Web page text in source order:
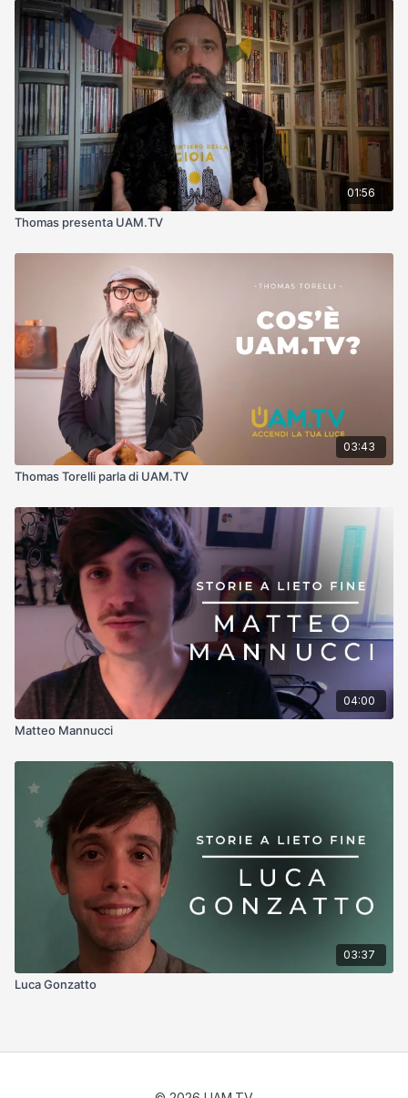
01:56
Thomas presenta UAM.TV
03:43
Thomas Torelli parla di UAM.TV
04:00
Matteo Mannucci
03:37
Luca Gonzatto